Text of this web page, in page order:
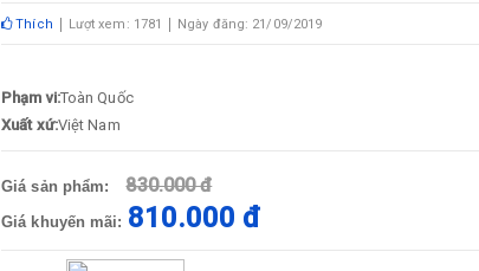
Thích Lượt xem: 1781 Ngày đăng: 21/09/2019
Phạm vi:Toàn Quốc
Xuất xứ:Việt Nam
Giá sản phẩm: 830.000 đ
Giá khuyến mãi: 810.000 đ